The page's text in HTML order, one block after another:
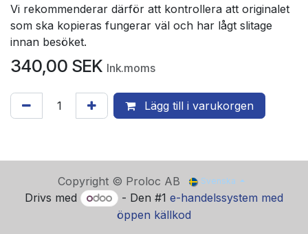
Vi rekommenderar därför att kontrollera att originalet
som ska kopieras fungerar väl och har lågt slitage
innan besöket.
340,00 SEK Ink.moms
Lägg till i varukorgen
Copyright © Proloc AB Svenska
Drivs med - Den #1 e-handelssystem med
öppen källkod